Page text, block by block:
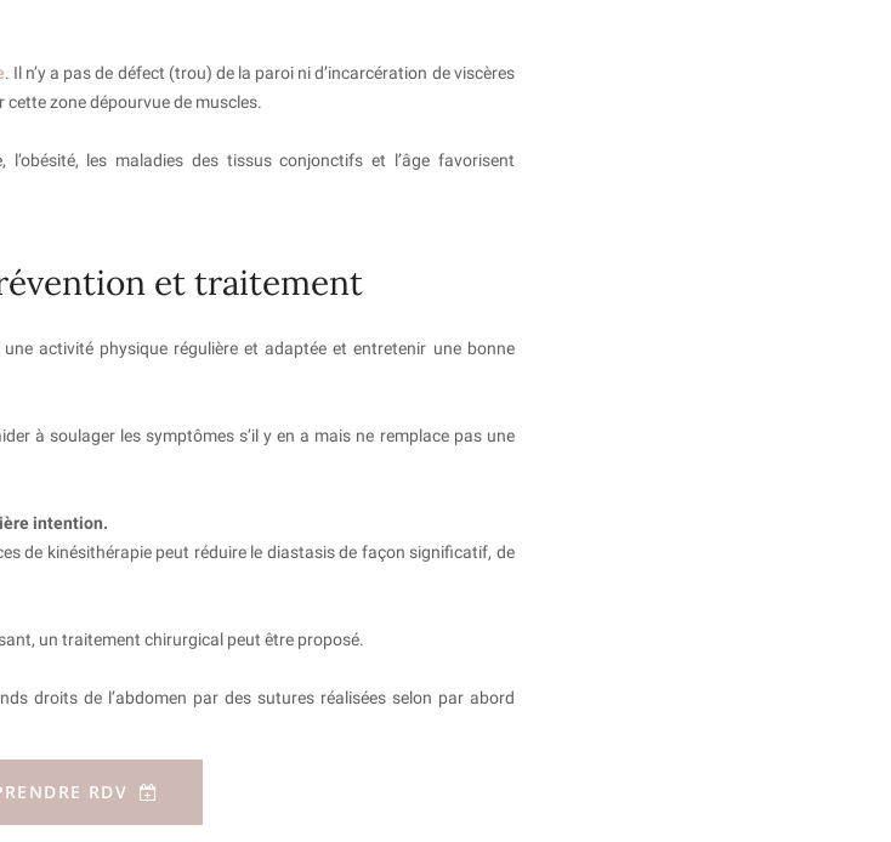
. Il n’y a pas de défect (trou) de la paroi ni d’incarcération de viscères
zone dépourvue de muscles.
l’obésité, les maladies des tissus conjonctifs et l’âge favorisent
et traitement
activité physique régulière et adaptée et entretenir une bonne
à soulager les symptômes s’il y en a mais ne remplace pas une
intention.
de kinésithérapie peut réduire le diastasis de façon significatif, de
un traitement chirurgical peut être proposé.
droits de l’abdomen par des sutures réalisées selon par abord
RDV